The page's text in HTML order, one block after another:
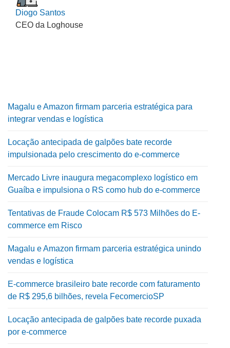
Diogo Santos
CEO da Loghouse
Magalu e Amazon firmam parceria estratégica para
integrar vendas e logística
Locação antecipada de galpões bate recorde
impulsionada pelo crescimento do e-commerce
Mercado Livre inaugura megacomplexo logístico em
Guaíba e impulsiona o RS como hub do e-commerce
Tentativas de Fraude Colocam R$ 573 Milhões do E-
commerce em Risco
Magalu e Amazon firmam parceria estratégica unindo
vendas e logística
E-commerce brasileiro bate recorde com faturamento
de R$ 295,6 bilhões, revela FecomercioSP
Locação antecipada de galpões bate recorde puxada
por e-commerce